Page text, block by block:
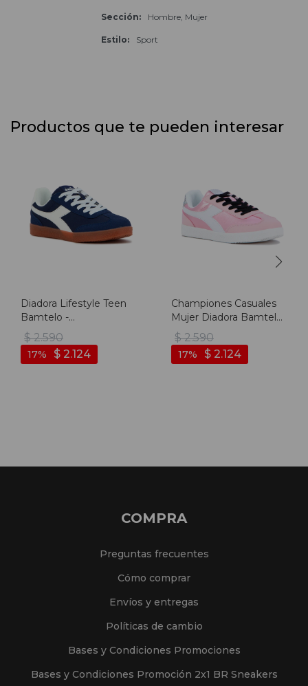
Sección Hombre, Mujer
Estilo Sport
Productos que te pueden interesar
Diadora Lifestyle Teen
Bamtelo -
Marino/blanco - Marino-
blanco
$ 2.590
$ 2.124
17
Championes Casuales
Mujer Diadora Bamtelo
- Rosado
$ 2.590
$ 2.124
17
COMPRA
Preguntas frecuentes
Cómo comprar
Envíos y entregas
Políticas de cambio
Bases y Condiciones Promociones
Bases y Condiciones Promoción 2x1 BR Sneakers